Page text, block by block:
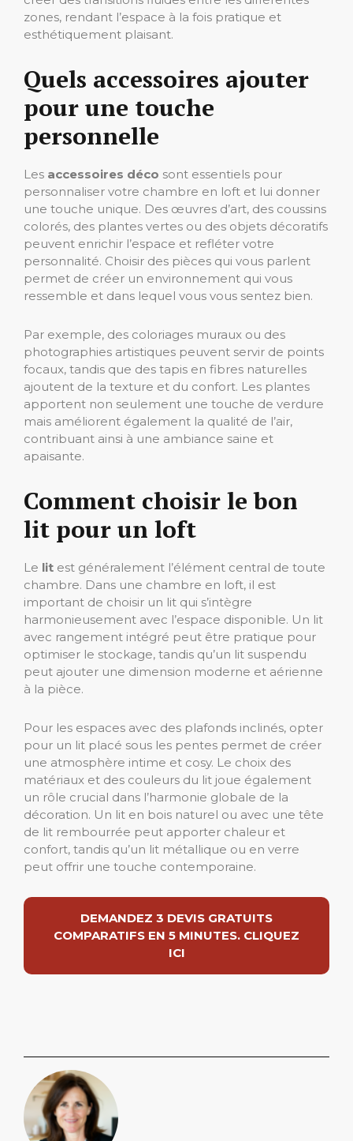
zones, rendant l’espace à la fois pratique et
esthétiquement plaisant.
Quels accessoires ajouter
pour une touche
personnelle
Les accessoires déco sont essentiels pour
personnaliser votre chambre en loft et lui donner
une touche unique. Des œuvres d’art, des coussins
colorés, des plantes vertes ou des objets décoratifs
peuvent enrichir l’espace et refléter votre
personnalité. Choisir des pièces qui vous parlent
permet de créer un environnement qui vous
ressemble et dans lequel vous vous sentez bien.
Par exemple, des coloriages muraux ou des
photographies artistiques peuvent servir de points
focaux, tandis que des tapis en fibres naturelles
ajoutent de la texture et du confort. Les plantes
apportent non seulement une touche de verdure
mais améliorent également la qualité de l’air,
contribuant ainsi à une ambiance saine et
apaisante.
Comment choisir le bon
lit pour un loft
Le lit est généralement l’élément central de toute
chambre. Dans une chambre en loft, il est
important de choisir un lit qui s’intègre
harmonieusement avec l’espace disponible. Un lit
avec rangement intégré peut être pratique pour
optimiser le stockage, tandis qu’un lit suspendu
peut ajouter une dimension moderne et aérienne
à la pièce.
Pour les espaces avec des plafonds inclinés, opter
pour un lit placé sous les pentes permet de créer
une atmosphère intime et cosy. Le choix des
matériaux et des couleurs du lit joue également
un rôle crucial dans l’harmonie globale de la
décoration. Un lit en bois naturel ou avec une tête
de lit rembourrée peut apporter chaleur et
confort, tandis qu’un lit métallique ou en verre
peut offrir une touche contemporaine.
DEMANDEZ 3 DEVIS GRATUITS
COMPARATIFS EN 5 MINUTES. CLIQUEZ
ICI